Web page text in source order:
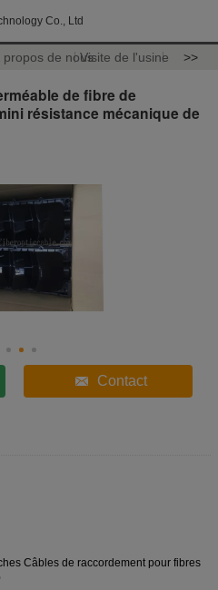
Co., Ltd
propos de nousVisite de l'usine >>
de fibre de
résistance mécanique de
Contact
Câbles de raccordement pour fibres